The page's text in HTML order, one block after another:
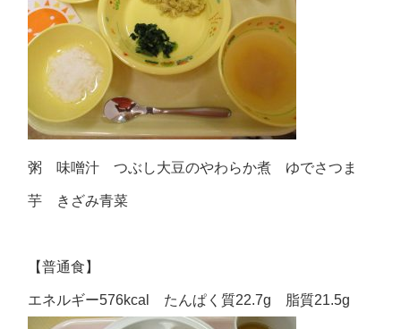
粥 味噌汁 つぶし大豆のやわらか煮 ゆでさつま
芋 きざみ青菜
【普通食】
エネルギー576kcal たんぱく質22.7g 脂質21.5g